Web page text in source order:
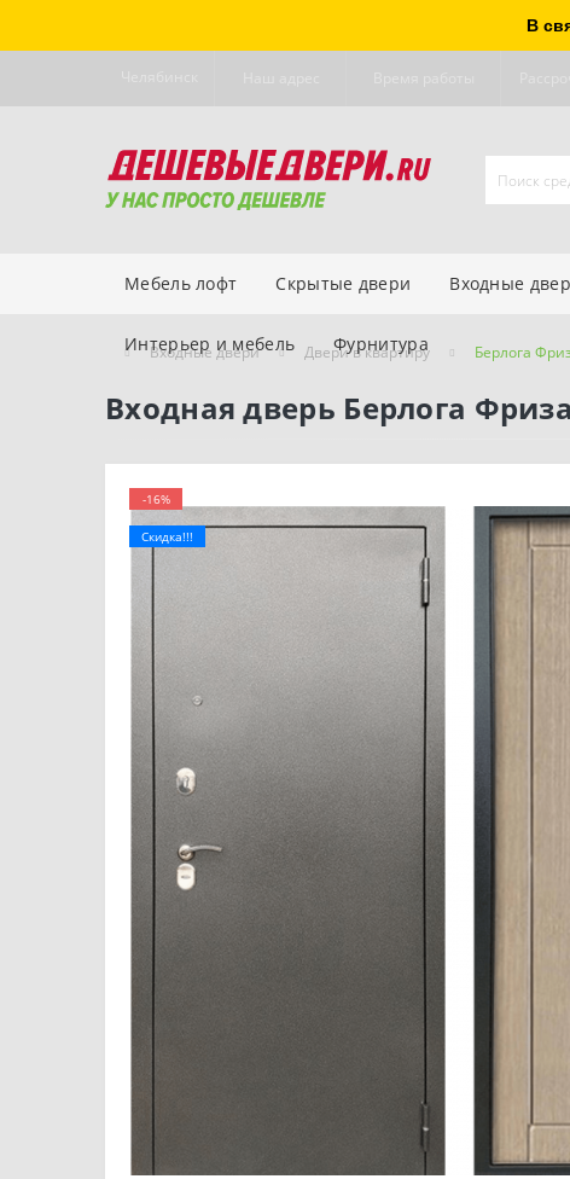
В
Мебель лофт Скрытые двери Входные
Интерьер и мебель Фурнитура
Входные двери Двери в квартиру Берлога
Входная дверь Берлога
-16%
Скидка!!!